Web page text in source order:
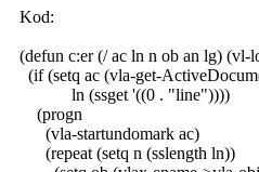
Kod:
(defun c:er (/ ac ln n ob an lg) (vl-
(if (setq ac (vla-get-
ln (ssget '((0 . "line"))))
(progn
(vla-startundomark ac)
(repeat (setq n (sslength ln))